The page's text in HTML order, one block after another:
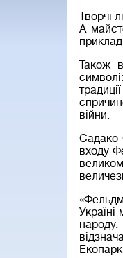
Творчі
А
Також
війни.
Садако
входу
Україні